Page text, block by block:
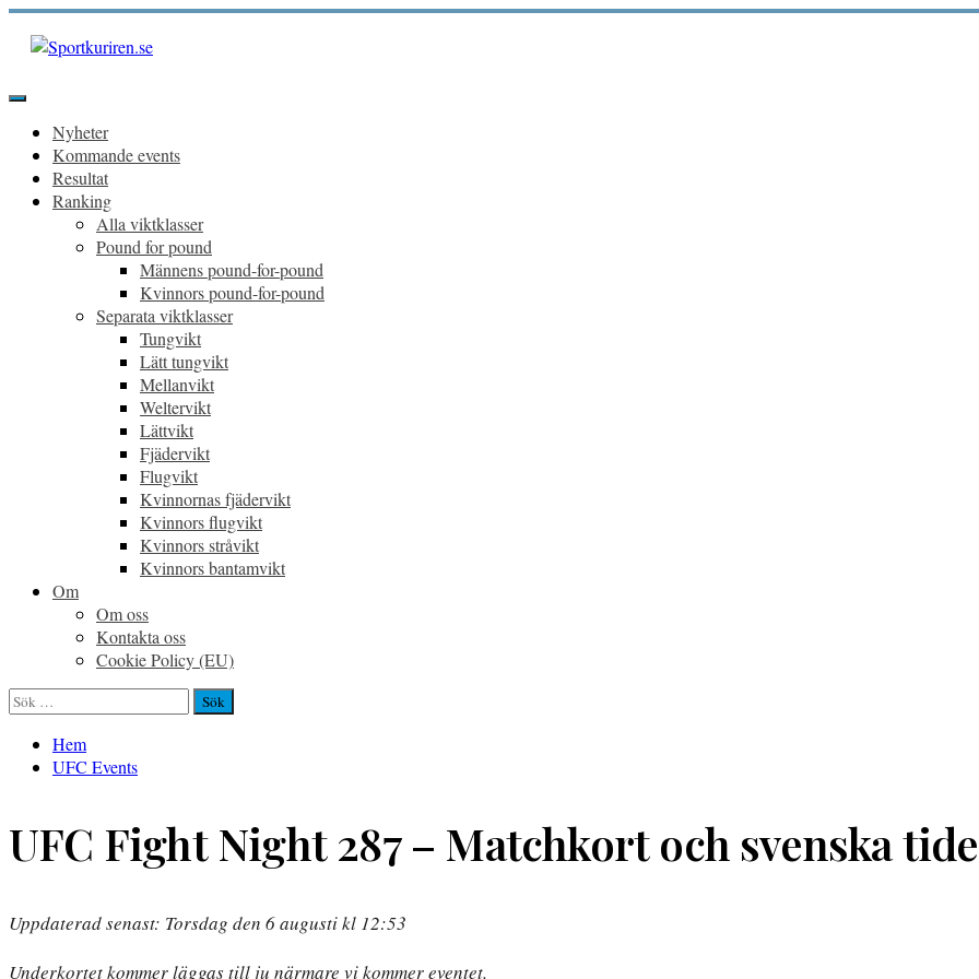
Hoppa
innehåll
Primär
Nyheter
Kommande events
Resultat
Ranking
Alla viktklasser
Pound for pound
Männens pound-for-pound
Kvinnors pound-for-pound
Separata viktklasser
Tungvikt
Lätt tungvikt
Mellanvikt
Weltervikt
Lättvikt
Fjädervikt
Flugvikt
Kvinnornas fjädervikt
Kvinnors flugvikt
Kvinnors stråvikt
Kvinnors bantamvikt
Om
Om oss
Kontakta oss
Cookie Policy (EU)
Sök
efter:
Hem
UFC Events
UFC Fight Night 287 – Matchkort och svenska
Uppdaterad senast: Torsdag den 6 augusti kl 12:53
Underkortet kommer läggas till ju närmare vi kommer eventet.